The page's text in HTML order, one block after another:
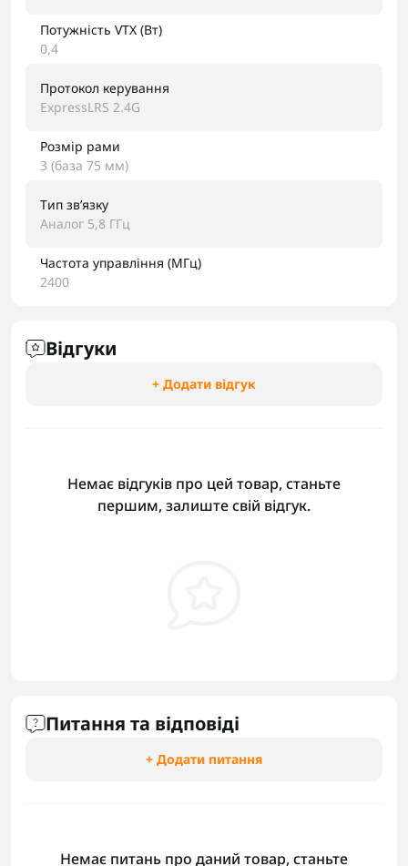
Потужність VTX (Вт)
0,4
Протокол керування
ExpressLRS 2.4G
Розмір рами
3 (база 75 мм)
Тип звʼязку
Аналог 5,8 ГГц
Частота управління (МГц)
2400
Відгуки
+ Додати відгук
Немає відгуків про цей товар, станьте
першим, залиште свій відгук.
Питання та відповіді
+ Додати питання
Немає питань про даний товар, станьте